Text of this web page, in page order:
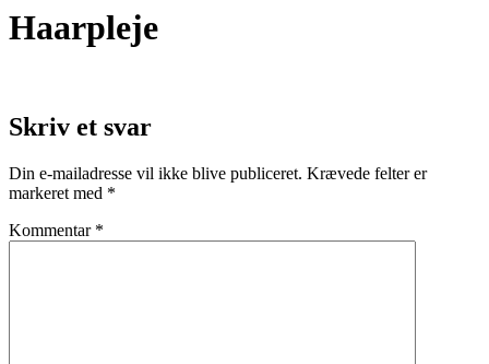
Haarpleje
Skriv et svar
Din e-mailadresse vil ikke blive publiceret. Krævede felter er
markeret med *
Kommentar *